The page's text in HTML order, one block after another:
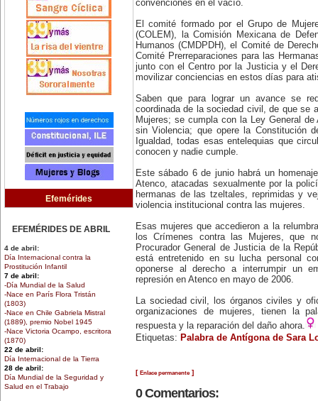
Efemérides
EFEMÉRIDES DE ABRIL
4 de abril:
Día Internacional contra la
Prostitución Infantil
7 de abril:
-Día Mundial de la Salud
-Nace en París Flora Tristán
(1803)
-Nace en Chile Gabriela Mistral
(1889), premio Nobel 1945
-Nace Victoria Ocampo, escritora
(1870)
22 de abril:
Día Internacional de la Tierra
28 de abril:
Día Mundial de la Seguridad y
Salud en el Trabajo
convenciones en el vacío.
El comité formado por el Grupo de
(COLEM), la Comisión Mexicana de
Humanos (CMDPDH), el Comité de
Comité Prerreparaciones para las
junto con el Centro por la Justicia y el
movilizar conciencias en estos días para
Saben que para lograr un avance se
coordinada de la sociedad civil, de que se
Mujeres; se cumpla con la Ley General
sin Violencia; que opere la Constitución
Igualdad, todas esas entelequias que
conocen y nadie cumple.
Este sábado 6 de junio habrá un
Atenco, atacadas sexualmente por la
hermanas de las tzeltales, reprimidas y
violencia institucional contra las mujeres.
Esas mujeres que accedieron a la
los Crímenes contra las Mujeres, que
Procurador General de Justicia de la
está entretenido en su lucha personal
oponerse al derecho a interrumpir un
represión en Atenco en mayo de 2006.
La sociedad civil, los órganos civiles y
organizaciones de mujeres, tienen la
respuesta y la reparación del daño ahora.
Etiquetas: Palabra de Antígona de Sara
[ Enlace permanente]
0 Comentarios: